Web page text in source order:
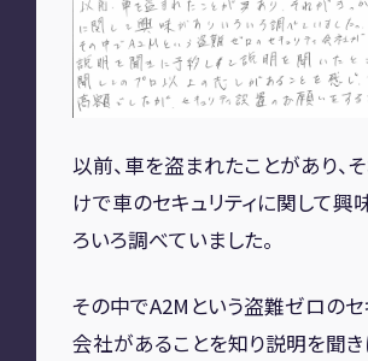
以前、車を盗まれたことがあり、
けで車のセキュリティに関して興
ろいろ調べていました。
その中でA2Mという盗難ゼロのセ
会社があることを知り説明を聞
A2M 仙台
A2M 宇都宮
A2M 四日市
A2M USC
アップデート
A2M 横浜